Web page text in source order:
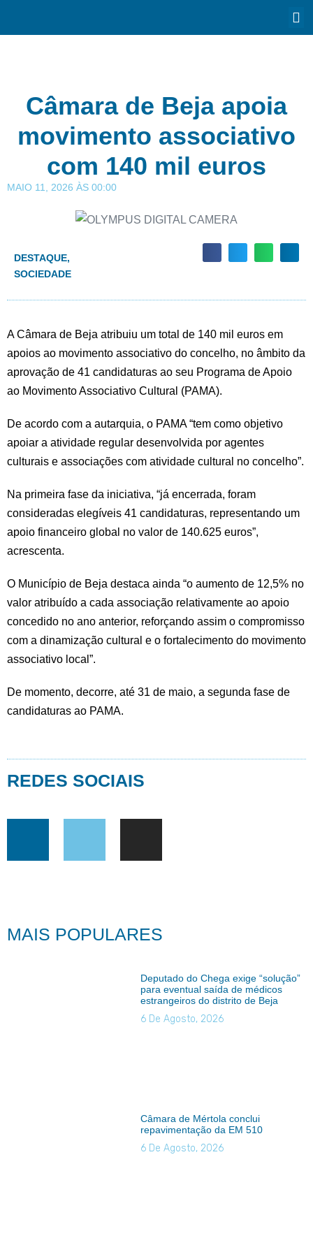
Câmara de Beja apoia
movimento associativo
com 140 mil euros
MAIO 11, 2026 ÀS 00:00
DESTAQUE,
SOCIEDADE
A Câmara de Beja atribuiu um total de 140 mil euros em
apoios ao movimento associativo do concelho, no âmbito da
aprovação de 41 candidaturas ao seu Programa de Apoio
ao Movimento Associativo Cultural (PAMA).
De acordo com a autarquia, o PAMA “tem como objetivo
apoiar a atividade regular desenvolvida por agentes
culturais e associações com atividade cultural no concelho”.
Na primeira fase da iniciativa, “já encerrada, foram
consideradas elegíveis 41 candidaturas, representando um
apoio financeiro global no valor de 140.625 euros”,
acrescenta.
O Município de Beja destaca ainda “o aumento de 12,5% no
valor atribuído a cada associação relativamente ao apoio
concedido no ano anterior, reforçando assim o compromisso
com a dinamização cultural e o fortalecimento do movimento
associativo local”.
De momento, decorre, até 31 de maio, a segunda fase de
candidaturas ao PAMA.
REDES SOCIAIS
MAIS POPULARES
Deputado do Chega exige “solução”
para eventual saída de médicos
estrangeiros do distrito de Beja
6 De Agosto, 2026
Câmara de Mértola conclui
repavimentação da EM 510
6 De Agosto, 2026